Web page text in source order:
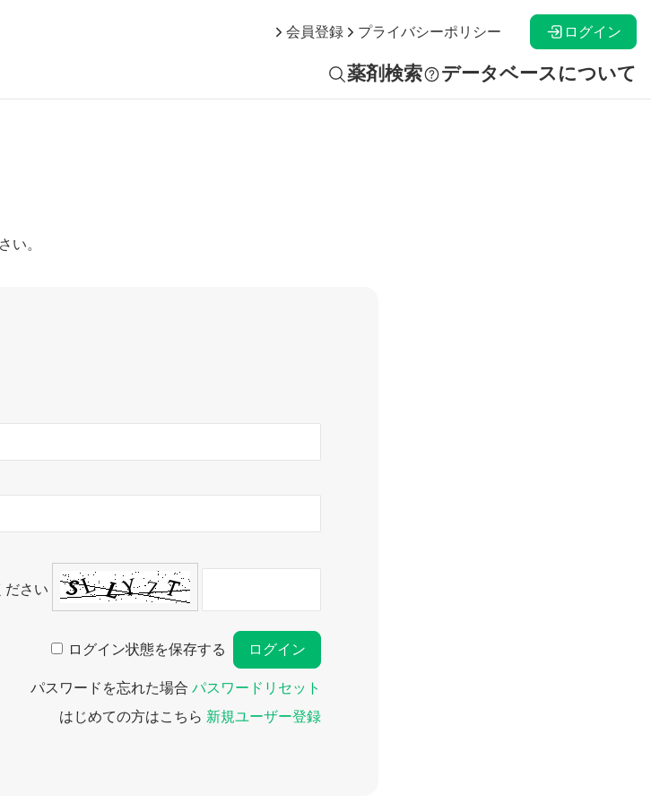
薬剤検索 データベースについて
会員登録 プライバシーポリシー ログイン
い。
ださい
ログイン状態を保存する
パスワードを忘れた場合 パスワードリセット
はじめての方はこちら 新規ユーザー登録